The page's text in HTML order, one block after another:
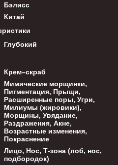
Бэлисс
Китай
Глубокий
Крем–скраб
Мимические морщинки,
Пигментация, Прыщи,
Расширенные поры, Угри,
Милиумы (жировики),
Морщины, Увядание,
Раздражения, Акне,
Возрастные изменения,
Покраснение
Лицо, Нос, Т-зона (лоб, нос,
подбородок)